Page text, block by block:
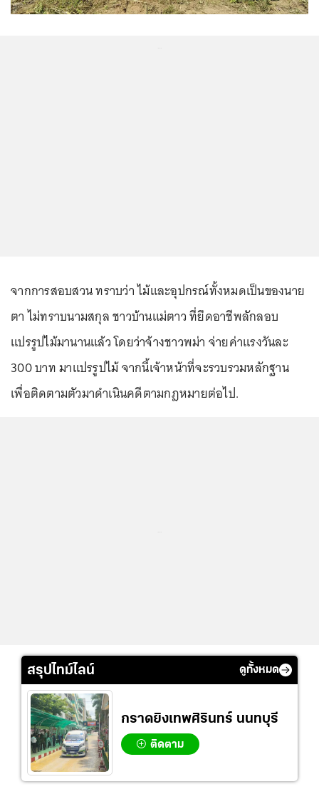
จากการสอบสวน ทราบว่า ไม้และอุปกรณ์ทั้งหมดเป็นของนาย
ตา ไม่ทราบนามสกุล ชาวบ้านแม่ตาว ที่ยึดอาชีพลักลอบ
แปรรูปไม้มานานแล้ว โดยว่าจ้างชาวพม่า จ่ายค่าแรงวันละ
300 บาท มาแปรรูปไม้ จากนี้เจ้าหน้าที่จะรวบรวมหลักฐาน
เพื่อติดตามตัวมาดำเนินคดีตามกฎหมายต่อไป.
สรุปไทม์ไลน์ ดูทั้งหมด
กราดยิงเทพศิรินทร์ นนทบุรี
ติดตาม